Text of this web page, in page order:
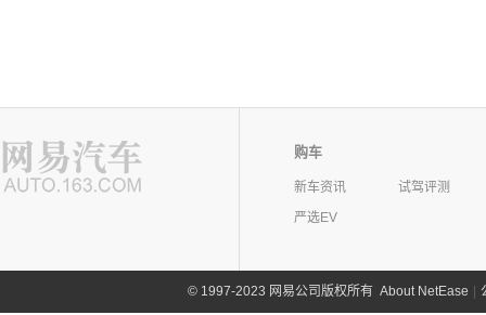
购车
新车资讯
试驾评测
严选EV
©1997-2023 网易公司版权所有 About NetEase